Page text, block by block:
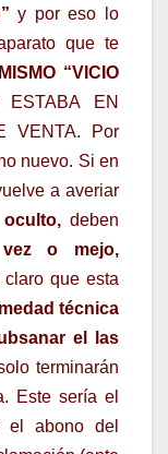
y por eso lo
que te
“VICIO
EN
VENTA. Por
nuevo. Si en
a averiar
deben
vez o mejo,
claro que esta
técnica
el las
terminarán
Este sería el
el abono del